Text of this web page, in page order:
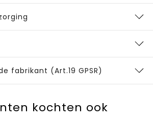
fabrikant (Art.19 GPSR)
kochten ook